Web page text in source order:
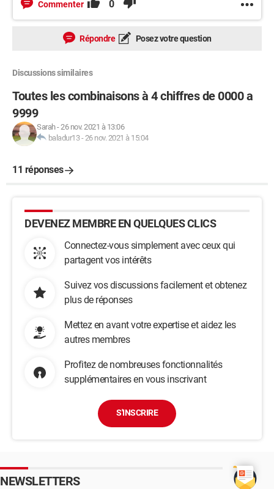
Commenter 0
Répondre Posez votre question
Discussions similaires
Toutes les combinaisons à 4 chiffres de 0000 a
9999
Sarah-26 nov. 2021 à 13:06
baladur13-26 nov. 2021 à 15:04
11 réponses
DEVENEZ MEMBRE EN QUELQUES CLICS
Connectez-vous simplement avec ceux qui
partagent vos intérêts
Suivez vos discussions facilement et obtenez
plus de réponses
Mettez en avant votre expertise et aidez les
autres membres
Profitez de nombreuses fonctionnalités
supplémentaires en vous inscrivant
S'INSCRIRE
NEWSLETTERS